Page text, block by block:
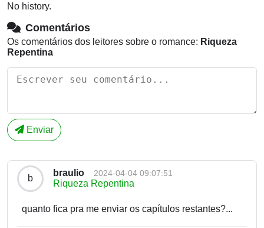
No history.
Comentários
Os comentários dos leitores sobre o romance: Riqueza
Repentina
Enviar
b
braulio 2024-04-04 09:07:51
Riqueza Repentina
quanto fica pra me enviar os capítulos restantes?...